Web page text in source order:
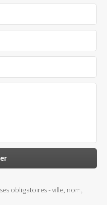
obligatoires - ville, nom,